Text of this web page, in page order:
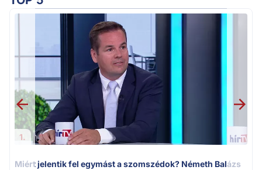
1.
Miért jelentik fel egymást a szomszédok? Németh Balázs